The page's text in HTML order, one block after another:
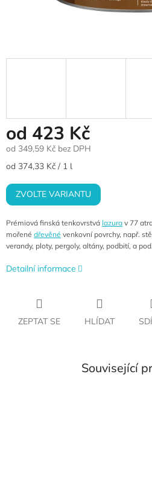
od 423 Kč
od 349,59 Kč bez DPH
Měrná
od 374,33 Kč / 1 l
ZVOLTE VARIANTU
Prémiová finská tenkovrstvá lazura v 77
mořené dřevěné venkovní povrchy, např.
verandy, ploty, pergoly, altány, podbití, a pod.
Detailní informace
ZEPTAT SE HLÍDAT
Související